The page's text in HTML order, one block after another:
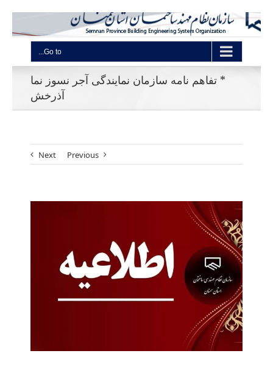
Go to...
* تفاهم نامه سازمان نمایندگی آجر نسوز نما
آذرخش
Previous
Next
View
Larger
Image